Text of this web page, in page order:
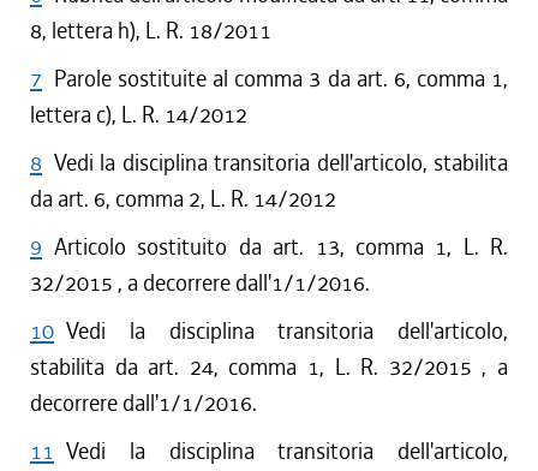
8, lettera h), L. R. 18/2011
7 Parole sostituite al comma 3 da art. 6, comma 1,
lettera c), L. R. 14/2012
8 Vedi la disciplina transitoria dell'articolo, stabilita
da art. 6, comma 2, L. R. 14/2012
9 Articolo sostituito da art. 13, comma 1, L. R.
32/2015 , a decorrere dall'1/1/2016.
10 Vedi la disciplina transitoria dell'articolo,
stabilita da art. 24, comma 1, L. R. 32/2015 , a
decorrere dall'1/1/2016.
11 Vedi la disciplina transitoria dell'articolo,